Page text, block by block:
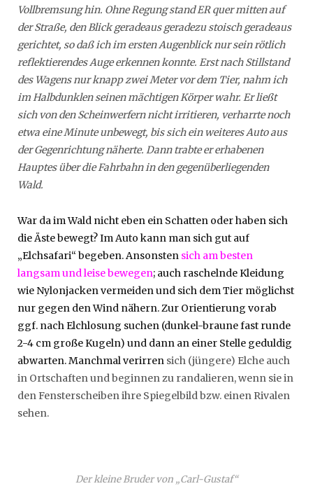
Vollbremsung hin. Ohne Regung stand ER quer mitten auf
der Straße, den Blick geradeaus geradezu stoisch geradeaus
gerichtet, so daß ich im ersten Augenblick nur sein rötlich
reflektierendes Auge erkennen konnte. Erst nach Stillstand
des Wagens nur knapp zwei Meter vor dem Tier, nahm ich
im Halbdunklen seinen mächtigen Körper wahr. Er ließt
sich von den Scheinwerfern nicht irritieren, verharrte noch
etwa eine Minute unbewegt, bis sich ein weiteres Auto aus
der Gegenrichtung näherte. Dann trabte er erhabenen
Hauptes über die Fahrbahn in den gegenüberliegenden
Wald.
War da im Wald nicht eben ein Schatten oder haben sich
die Äste bewegt? Im Auto kann man sich gut auf
„Elchsafari“ begeben. Ansonsten sich am besten
langsam und leise bewegen; auch raschelnde Kleidung
wie Nylonjacken vermeiden und sich dem Tier möglichst
nur gegen den Wind nähern. Zur Orientierung vorab
ggf. nach Elchlosung suchen (dunkel-braune fast runde
2-4 cm große Kugeln) und dann an einer Stelle geduldig
abwarten. Manchmal verirren sich (jüngere) Elche auch
in Ortschaften und beginnen zu randalieren, wenn sie in
den Fensterscheiben ihre Spiegelbild bzw. einen Rivalen
sehen.
Der kleine Bruder von „Carl-Gustaf“